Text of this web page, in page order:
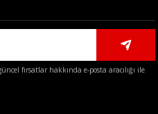
fırsatlar hakkında e-posta aracılığı ile